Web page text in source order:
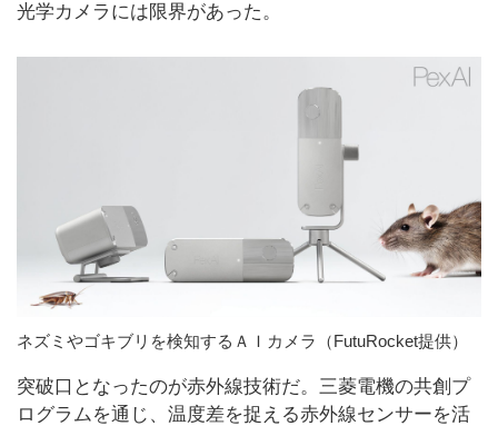
光学カメラには限界があった。
ネズミやゴキブリを検知するＡＩカメラ（FutuRocket提供）
突破口となったのが赤外線技術だ。三菱電機の共創プ
ログラムを通じ、温度差を捉える赤外線センサーを活